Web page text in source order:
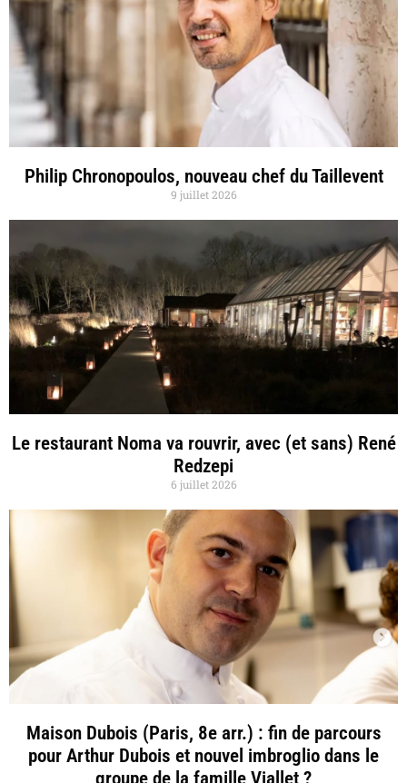
Philip Chronopoulos, nouveau chef du Taillevent
9 juillet 2026
Le restaurant Noma va rouvrir, avec (et sans) René
Redzepi
6 juillet 2026
Maison Dubois (Paris, 8e arr.) : fin de parcours
pour Arthur Dubois et nouvel imbroglio dans le